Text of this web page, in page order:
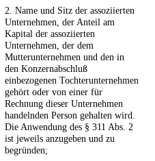
2. Name und Sitz der assoziierten
Unternehmen, der Anteil am
Kapital der assoziierten
Unternehmen, der dem
Mutterunternehmen und den in
den Konzernabschluß
einbezogenen Tochterunternehmen
gehört oder von einer für
Rechnung dieser Unternehmen
handelnden Person gehalten wird.
Die Anwendung des § 311 Abs. 2
ist jeweils anzugeben und zu
begründen;